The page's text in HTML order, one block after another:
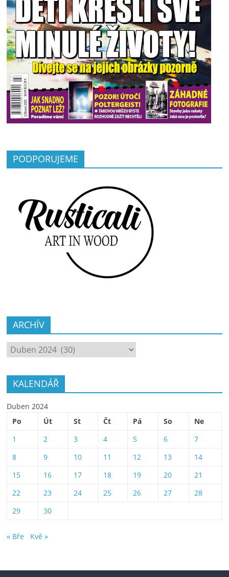
PODPORUJEME
ARCHÍV
ARCHÍV
KALENDÁŘ
Duben 2024
Po
Út St Čt Pá So
Ne
1
2 3 4 5 6
7
8
9 10 11 12 13
14
15
16 17 18 19 20
21
22
23 24 25 26 27
28
29
30
« Bře Kvě »